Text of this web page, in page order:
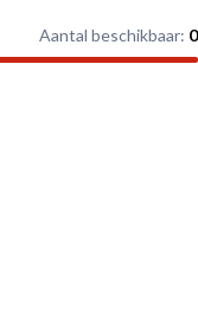
Aantal beschikbaar: 0